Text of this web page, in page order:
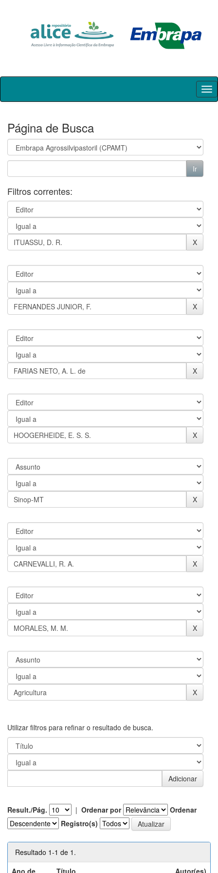
Skip
Página de Busca
Filtros correntes:
Utilizar filtros para refinar o resultado de busca.
Result./Pág. | Ordenar por
Ordenar
Registro(s)
Resultado 1-1 de 1.
Ano de
Título Autor(es)